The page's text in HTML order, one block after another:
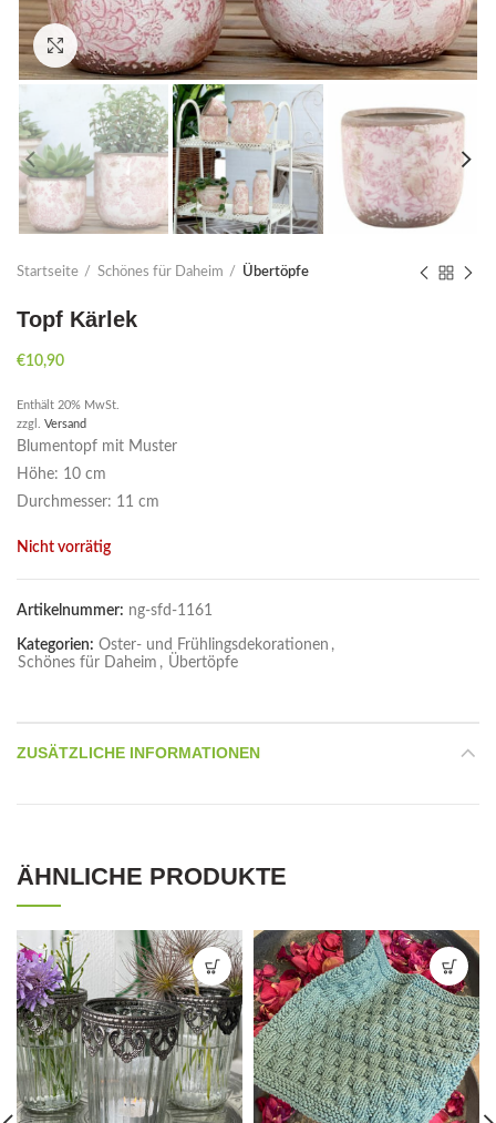
Click to enlarge
Startseite Schönes für Daheim Übertöpfe
Topf Kärlek
€10,90
Enthält 20% MwSt.
zzgl. Versand
Blumentopf mit Muster
Höhe: 10 cm
Durchmesser: 11 cm
Nicht vorrätig
Artikelnummer: ng-sfd-1161
Kategorien: Oster- und Frühlingsdekorationen ,
Schönes für Daheim , Übertöpfe
ZUSÄTZLICHE INFORMATIONEN
ÄHNLICHE PRODUKTE